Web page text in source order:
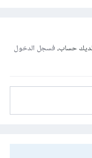
حساب،فسجل الدخول